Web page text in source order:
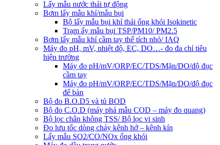
Lấy mẫu nước thải tự động
Bơm lấy mẫu khí/mẫu bụi
Bộ lấy mẫu bụi khí thải ống khói Isokinetic
Trạm ấy mẫu bụi TSP/PM10/ PM2.5
Bơm lấy mẫu khí cầm tay thể tích nhỏ/ IAQ
Máy đo pH, mV, nhiệt độ, EC, DO…- đo đa chỉ tiêu
hiện trường
Máy đo pH/mV/ORP/EC/TDS/Mặn/DO/độ đục
cầm tay
Máy đo pH/mV/ORP/EC/TDS/Mặn/DO/độ đục
để bàn
Bộ đo B.O.D5 và tủ BOD
Bộ đo C.O.D (máy phá mẫu COD – máy đo quang)
Bộ lọc chân không TSS/ Bộ lọc vi sinh
Đo lưu tốc dòng chảy kênh hở – kênh kín
Lấy mẫu SO2/CO/NOx ống khói